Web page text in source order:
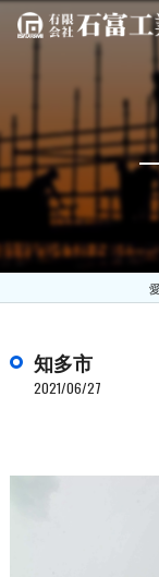
知多市
2021/06/27